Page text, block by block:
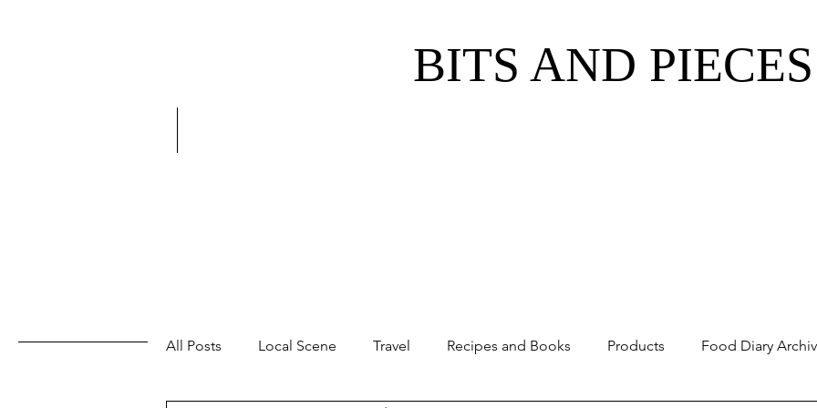
BITS AND PIECES
All Posts Local Scene Travel Recipes and Books Products Food Diary